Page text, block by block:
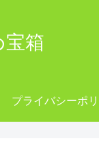
宝箱
プライバシーポ